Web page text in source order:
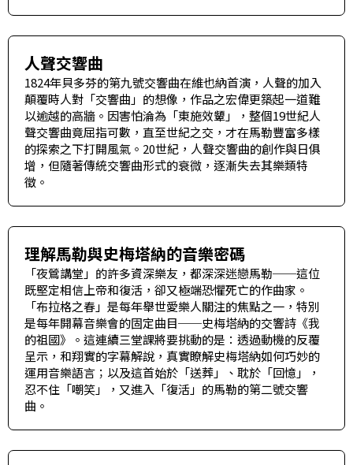
人聲交響曲
1824年貝多芬的第九號交響曲在維也納首演，人聲的加入
顛覆時人對「交響曲」的想像，作品之宏偉更築起一道難
以逾越的高牆。因害怕淪為「東施效顰」，整個19世紀人
聲交響曲竟屈指可數，直至世紀之交，才在馬勒豐富多樣
的探索之下打開風氣。20世紀，人聲交響曲的創作與日俱
增，但隨著傳統交響曲形式的衰微，逐漸失去其樂類特
徵。
理解馬勒與史梅塔納的音樂密碼
「夜鶯講堂」的許多資深樂友，都深深迷戀馬勒──這位
既堅定相信上帝和復活，卻又極端恐懼死亡的作曲家。
「布拉格之春」是每年舉世愛樂人關注的焦點之一，特別
是每年開幕音樂會的固定曲目──史梅塔納的交響詩《我
的祖國》。這連續三堂課將要挑動的是：透過動機的反覆
呈示，和翔實的字幕解說，真實瞭解史梅塔納如何巧妙的
運用音樂語言；以及這首始於「送葬」、耽於「回憶」，
忍不住「嘲笑」，又進入「復活」的馬勒的第二號交響
曲。